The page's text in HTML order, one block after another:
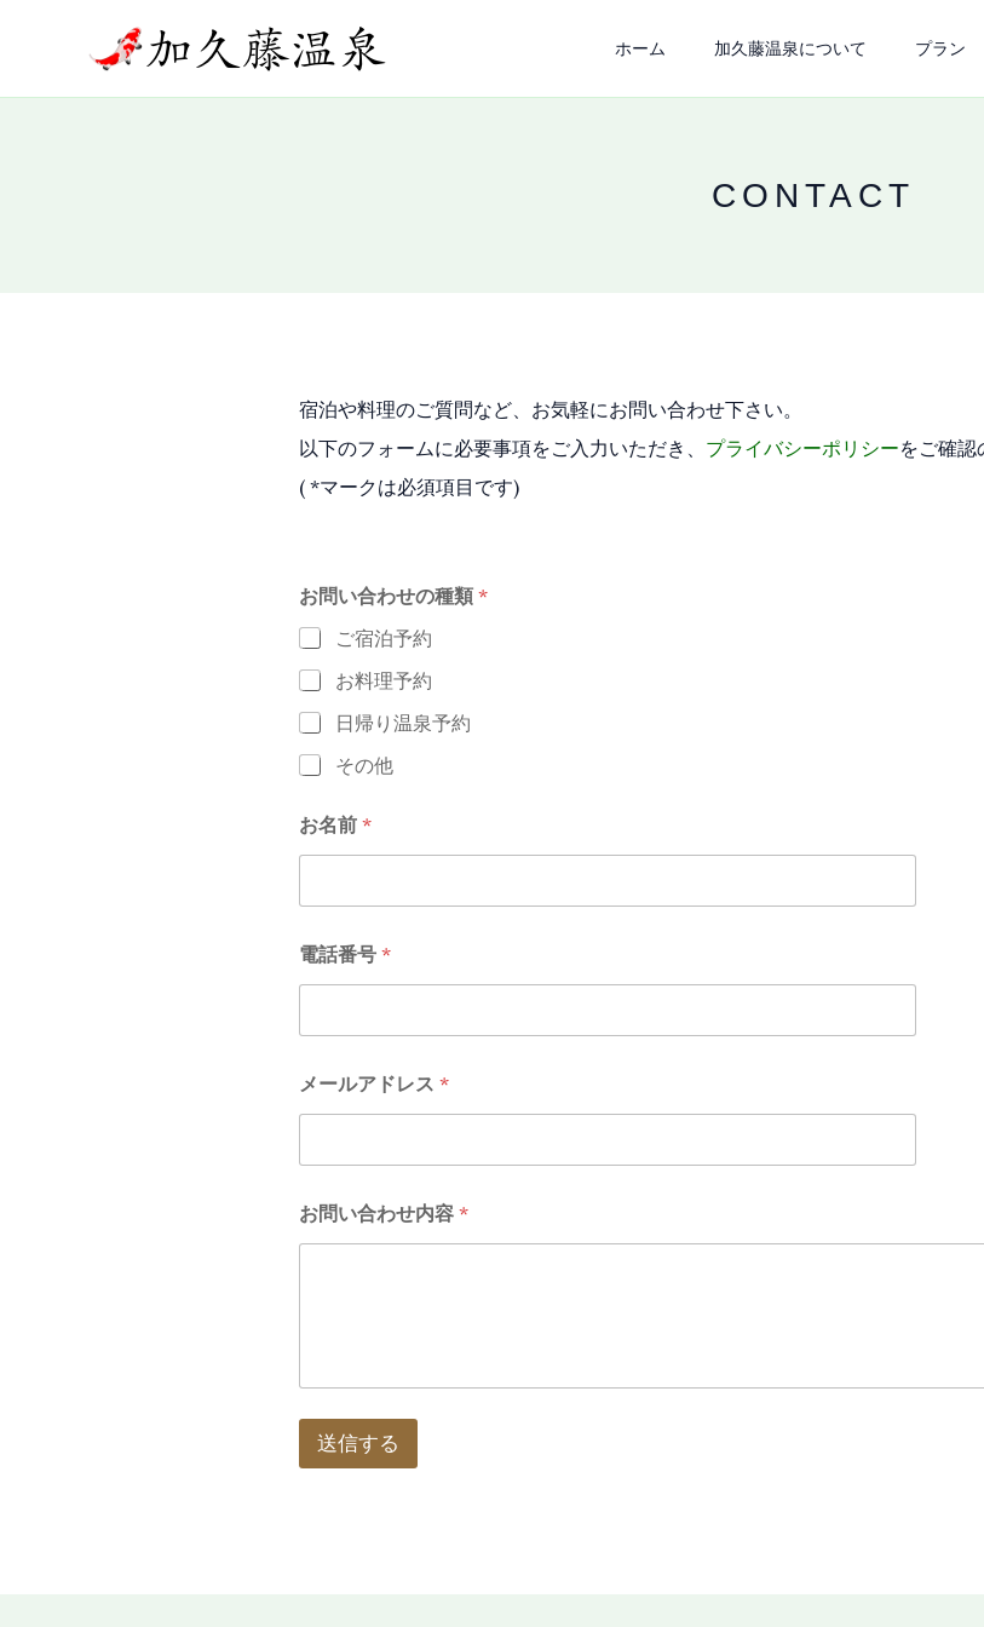
を
ホーム 加久藤温泉について プラン
CONTACT
宿泊や料理のご質問など、お気軽にお問い合わせ下さい。
以下のフォームに必要事項をご入力いただき、 プライバシーポリシーをご確認
( *マークは必須項目です)
お問い合わせの種類 *
ご宿泊予約
お料理予約
日帰り温泉予約
その他
お名前 *
電話番号 *
メールアドレス *
お問い合わせ内容 *
送信する